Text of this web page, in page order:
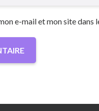
e-mail et mon site